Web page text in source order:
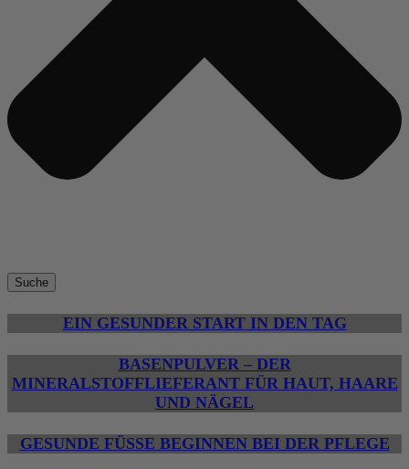
Suche
EIN GESUNDER START IN DEN TAG
BASENPULVER – DER
MINERALSTOFFLIEFERANT FÜR HAUT, HAARE
UND NÄGEL
GESUNDE FÜSSE BEGINNEN BEI DER PFLEGE